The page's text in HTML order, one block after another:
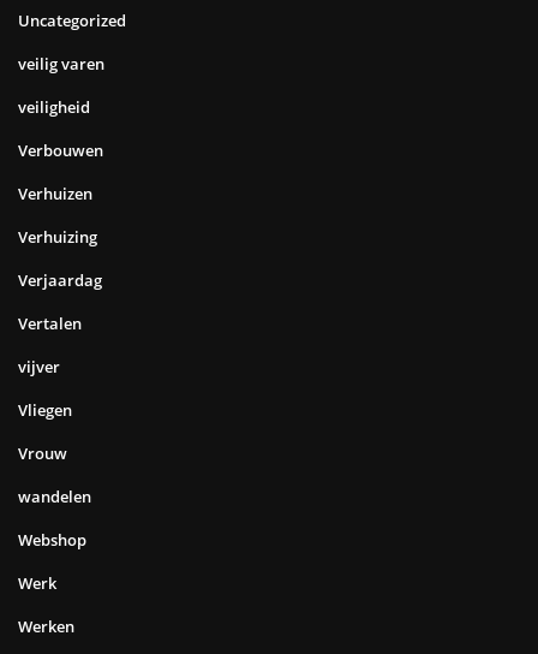
Uncategorized
veilig varen
veiligheid
Verbouwen
Verhuizen
Verhuizing
Verjaardag
Vertalen
vijver
Vliegen
Vrouw
wandelen
Webshop
Werk
Werken